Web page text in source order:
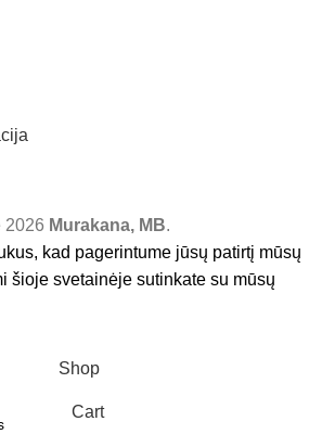
2026 Murakana, MB.
kad pagerintume jūsų patirtį mūsų
šioje svetainėje sutinkate su mūsų
Shop
Cart